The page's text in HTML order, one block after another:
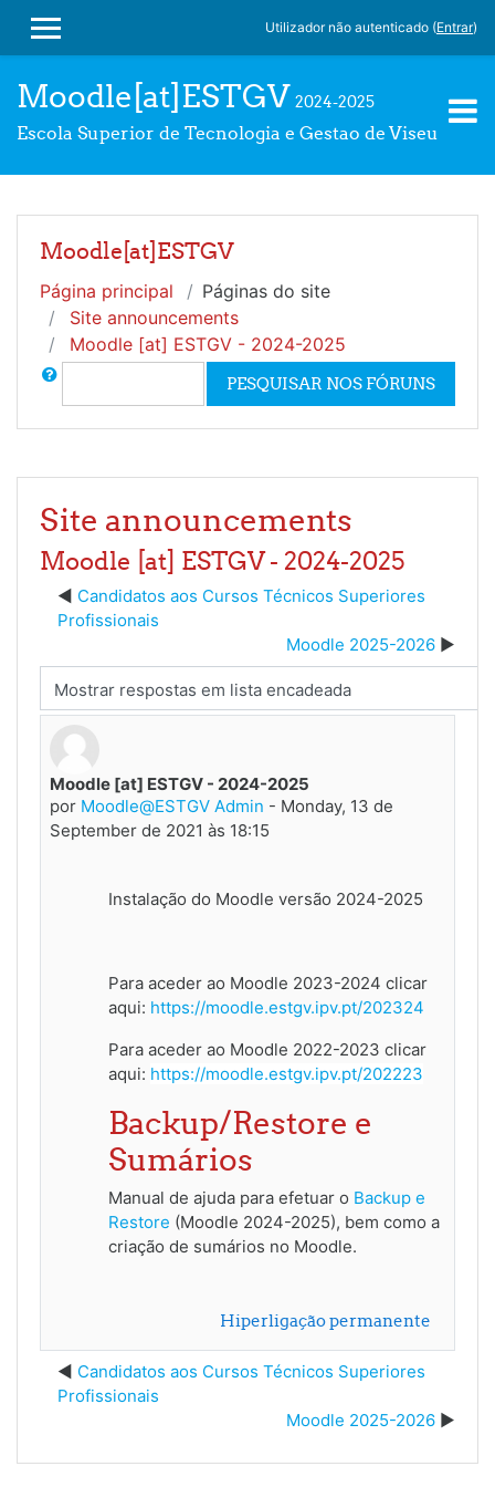
PAINEL LATERAL
Utilizador não autenticado (Entrar)
Moodle[at]ESTGV 2024-2025
Escola Superior de Tecnologia e Gestao de Viseu
Moodle[at]ESTGV
Página principal
Páginas do site
Site announcements
Moodle [at] ESTGV - 2024-2025
Pesquisar
PESQUISAR NOS FÓRUNS
Site announcements
Moodle [at] ESTGV - 2024-2025
Candidatos aos Cursos Técnicos Superiores
Profissionais
Moodle 2025-2026
Modo de visualização
Moodle [at] ESTGV - 2024-2025
por Moodle@ESTGV Admin - Monday, 13 de
September de 2021 às 18:15
Número de respostas: 0
Instalação do Moodle versão 2024-2025
Para aceder ao Moodle 2023-2024 clicar
aqui: https://moodle.estgv.ipv.pt/202324
Para aceder ao Moodle 2022-2023 clicar
aqui: https://moodle.estgv.ipv.pt/202223
Backup/Restore e
Sumários
Manual de ajuda para efetuar o Backup e
Restore (Moodle 2024-2025), bem como a
criação de sumários no Moodle.
Hiperligação permanente
Candidatos aos Cursos Técnicos Superiores
Profissionais
Moodle 2025-2026